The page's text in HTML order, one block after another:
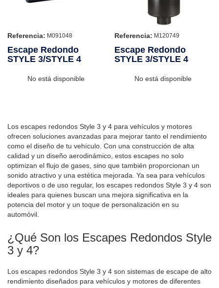
Referencia: M091048
Escape Redondo
STYLE 3/STYLE 4
No está disponible
Referencia: M120749
Escape Redondo
STYLE 3/STYLE 4
No está disponible
Los escapes redondos Style 3 y 4 para vehículos y motores
ofrecen soluciones avanzadas para mejorar tanto el rendimiento
como el diseño de tu vehículo. Con una construcción de alta
calidad y un diseño aerodinámico, estos escapes no solo
optimizan el flujo de gases, sino que también proporcionan un
sonido atractivo y una estética mejorada. Ya sea para vehículos
deportivos o de uso regular, los escapes redondos Style 3 y 4 son
ideales para quienes buscan una mejora significativa en la
potencia del motor y un toque de personalización en su
automóvil.
¿Qué Son los Escapes Redondos Style
3 y 4?
Los escapes redondos Style 3 y 4 son sistemas de escape de alto
rendimiento diseñados para vehículos y motores de diferentes